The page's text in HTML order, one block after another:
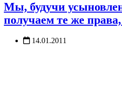
Мы, будучи
получаем те же
14.01.2011